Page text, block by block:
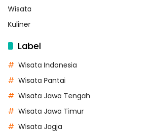
Wisata
Kuliner
Label
Wisata Indonesia
Wisata Pantai
Wisata Jawa Tengah
Wisata Jawa Timur
Wisata Jogja